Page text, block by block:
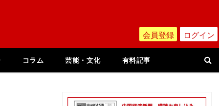
会員登録 ログイン
コラム 芸能・文化 有料記事